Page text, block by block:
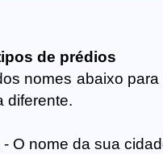
de prédios
nomes abaixo
diferente.
- O nome da sua